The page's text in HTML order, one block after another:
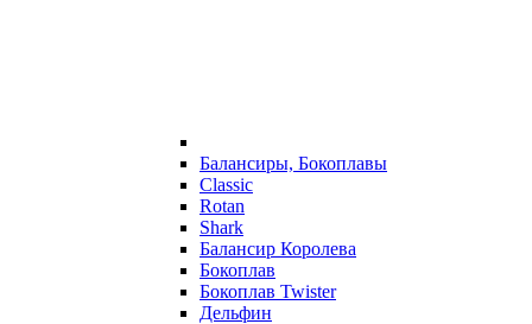
Балансиры, Бокоплавы
Classic
Rotan
Shark
Балансир Королева
Бокоплав
Бокоплав Twister
Дельфин